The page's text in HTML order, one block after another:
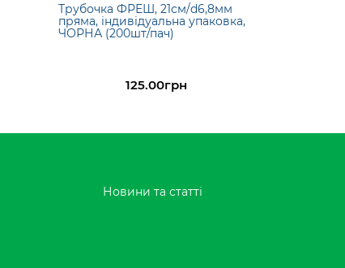
Трубочка ФРЕШ, 21см/d6,8мм
пряма, індивідуальна упаковка,
ЧОРНА (200шт/пач)
125.00грн
Новини та статті